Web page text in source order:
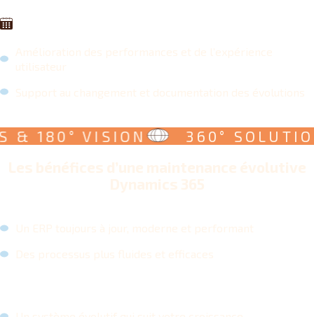
180° VISION
360°